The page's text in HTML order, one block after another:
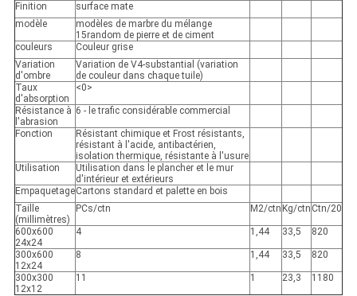
Finition
surface mate
modèle
modèles de marbre du mélange
15random de pierre et de ciment
couleurs
Couleur grise
Variation
d'ombre
Variation de V4-substantial (variation
de couleur dans chaque tuile)
Taux
d'absorption
<0>
Résistance à
l'abrasion
6 - le trafic considérable commercial
Fonction
Résistant chimique et Frost résistants,
résistant à l'acide, antibactérien,
isolation thermique, résistante à l'usure
Utilisation
Utilisation dans le plancher et le mur
d'intérieur et extérieurs
EmpaquetageCartons standard et palette en bois
Taille
(millimètres)
PCs/ctn M2/ctn Kg/ctn Ctn/20
600x600
24x24
4 1,44 33,5 820
300x600
12x24
8 1,44 33,5 820
300x300
12x12
11 1 23,3 1180